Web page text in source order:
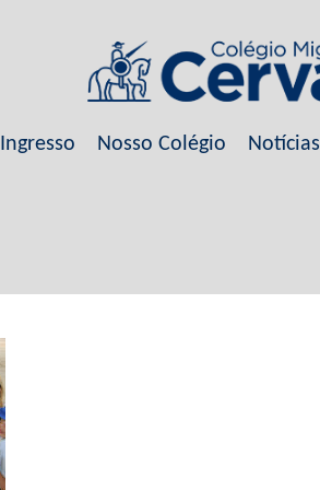
Ingresso Nosso Colégio Notícias